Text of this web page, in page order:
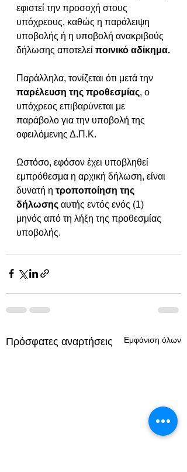
εφιστεί την προσοχή στους
υπόχρεους, καθώς η παράλειψη
υποβολής ή η υποβολή ανακριβούς
δήλωσης αποτελεί ποινικό αδίκημα.
Παράλληλα, τονίζεται ότι μετά την
παρέλευση της προθεσμίας, ο
υπόχρεος επιβαρύνεται με
παράβολο για την υποβολή της
οφειλόμενης Δ.Π.Κ.
Ωστόσο, εφόσον έχει υποβληθεί
εμπρόθεσμα η αρχική δήλωση, είναι
δυνατή η τροποποίηση της
δήλωσης αυτής εντός ενός (1)
μηνός από τη λήξη της προθεσμίας
υποβολής.
Πρόσφατες αναρτήσεις Εμφάνιση όλων